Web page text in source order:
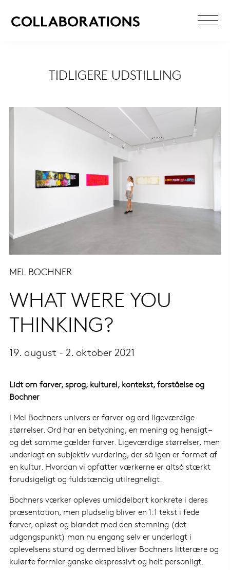
TIDLIGERE UDSTILLING
MEL BOCHNER
WHAT WERE YOU
THINKING?
19. august - 2. oktober 2021
Lidt om farver, sprog, kulturel, kontekst, forståelse og
Bochner
I Mel Bochners univers er farver og ord ligeværdige
størrelser. Ord har en betydning, en mening og hensigt –
og det samme gælder farver. Ligeværdige størrelser, men
underlagt en subjektiv vurdering, der så igen er formet af
en kultur. Hvordan vi opfatter værkerne er altså stærkt
forudsigeligt og fuldstændig utilregneligt.
Bochners værker opleves umiddelbart konkrete i deres
præsentation, men pludselig bliver en 1:1 tekst i fede
farver, opløst og blandet med den stemning (det
udgangspunkt) man nu engang selv er underlagt i
oplevelsens stund og dermed bliver Bochners litterære og
kulørte formler ganske ekspressivt og helt personligt.